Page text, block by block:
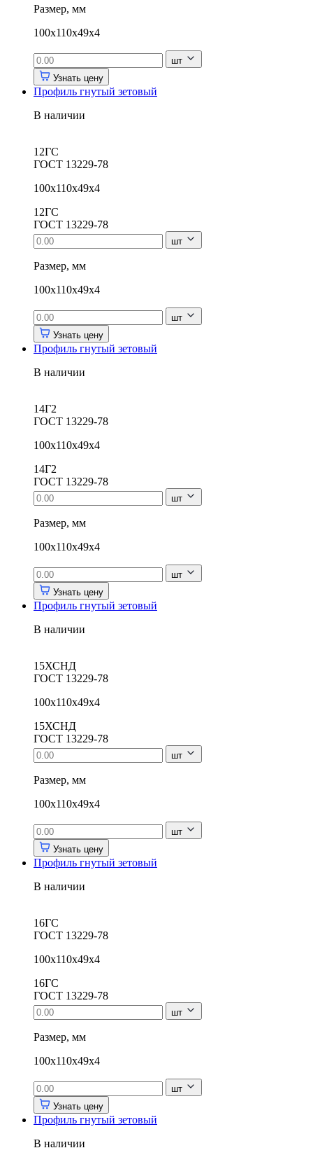
Размер, мм
100х110х49х4
шт
Узнать цену
Профиль гнутый зетовый
В наличии
12ГС
ГОСТ 13229-78
100х110х49х4
12ГС
ГОСТ 13229-78
шт
Размер, мм
100х110х49х4
шт
Узнать цену
Профиль гнутый зетовый
В наличии
14Г2
ГОСТ 13229-78
100х110х49х4
14Г2
ГОСТ 13229-78
шт
Размер, мм
100х110х49х4
шт
Узнать цену
Профиль гнутый зетовый
В наличии
15ХСНД
ГОСТ 13229-78
100х110х49х4
15ХСНД
ГОСТ 13229-78
шт
Размер, мм
100х110х49х4
шт
Узнать цену
Профиль гнутый зетовый
В наличии
16ГС
ГОСТ 13229-78
100х110х49х4
16ГС
ГОСТ 13229-78
шт
Размер, мм
100х110х49х4
шт
Узнать цену
Профиль гнутый зетовый
В наличии